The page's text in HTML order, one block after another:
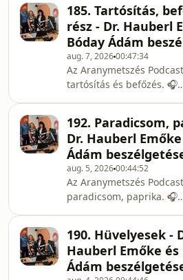
185. Tartósítás,
rész - Dr. Hauberl
Bóday Ádám
aug. 7, 202600:47:34
Az Aranymetszés
tartósítás és befőzés. 🎧
tökéletesség
órán át - minden héten a
Rádióban. A test,
egysége, testünk
mechanizmusainak
modern kori kutatások,
tükrébenDr. Hauberl
természetgyógyász, kin
192. Paradicsom,
Dr. Hauberl
Ádám
aug. 5, 202600:44:52
Az Aranymetszés
paradicsom, paprika. 🎧
tökéletesség
190. Hüvelyesek -
Hauberl Emőke és
Ádám